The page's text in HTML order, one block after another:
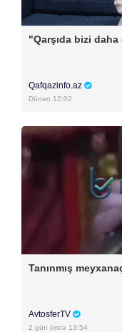
"Qarşıda bizi
Qafqazinfo.az
Dünən 12:02
Tanınmış
AvtosferTV
2 gün öncə 13:54